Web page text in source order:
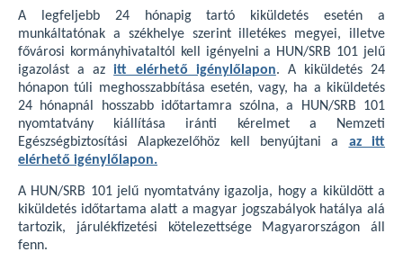
A legfeljebb 24 hónapig tartó kiküldetés esetén a
munkáltatónak a székhelye szerint illetékes megyei, illetve
fővárosi kormányhivataltól kell igényelni a HUN/SRB 101 jelű
igazolást a azitt elérhető igénylőlapon. A kiküldetés 24
hónapon túli meghosszabbítása esetén, vagy, ha a kiküldetés
24 hónapnál hosszabb időtartamra szólna, a HUN/SRB 101
nyomtatvány kiállítása iránti kérelmet a Nemzeti
Egészségbiztosítási Alapkezelőhöz kell benyújtani a az itt
elérhető igénylőlapon.
A HUN/SRB 101 jelű nyomtatvány igazolja, hogy a kiküldött a
kiküldetés időtartama alatt a magyar jogszabályok hatálya alá
tartozik, járulékfizetési kötelezettsége Magyarországon áll
fenn.